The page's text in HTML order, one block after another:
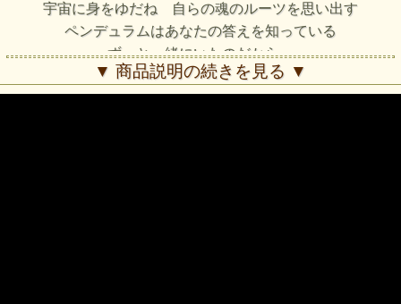
宇宙に身をゆだね 自らの魂のルーツを思い出す
ペンデュラムはあなたの答えを知っている
ずっと一緒にいたのだから…
▼ 商品説明の続きを見る ▼